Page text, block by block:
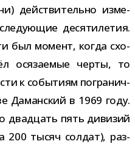
дей­стви­тельно изме­
деся­ти­ле­тия.
был момент, когда схо­
ося­за­е­мые черты, то
к собы­тиям погра­нич­
Даманский в 1969 году.
два­дцать пять диви­зий
200 тысяч сол­дат), раз­